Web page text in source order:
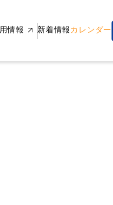
情報 新着情報 カレンダー